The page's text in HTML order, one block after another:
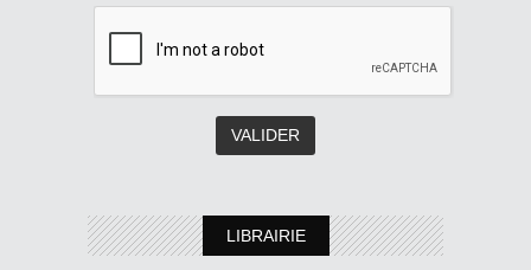
LIBRAIRIE